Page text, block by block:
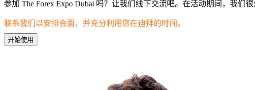
参加 The Forex Expo Dubai 吗？让我们线下交流吧。在活动期间，我们
联系我们以安排会面，并充分利用您在迪拜的时间。
开始使用